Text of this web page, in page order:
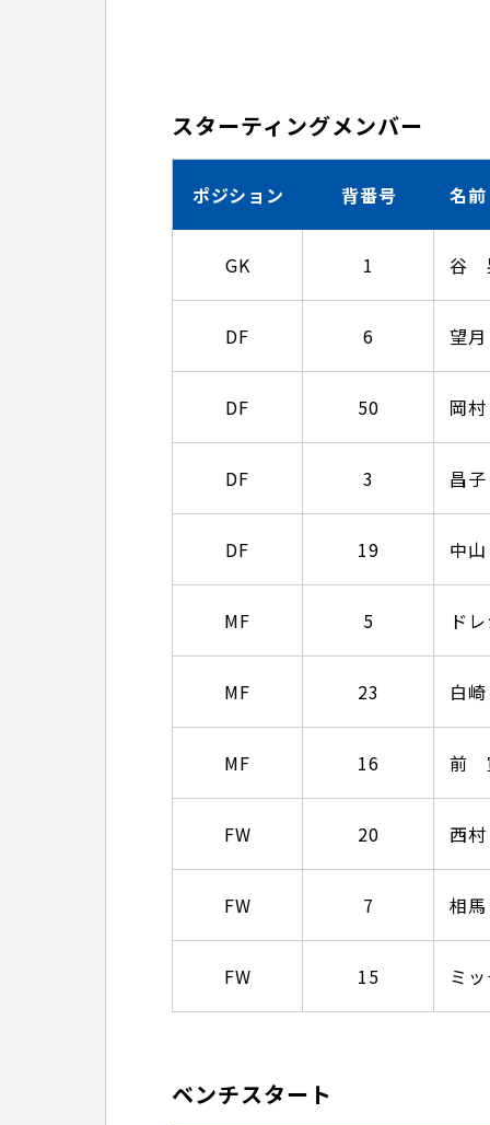
スターティングメンバー
ポジション 背番号 名前
GK 1 谷
DF 6 望
DF 50 岡
DF 3 昌
DF 19 中
MF 5 ド
MF 23 白
MF 16 前
FW 20 西
FW 7 相
FW 15 ミ
ベンチスタート